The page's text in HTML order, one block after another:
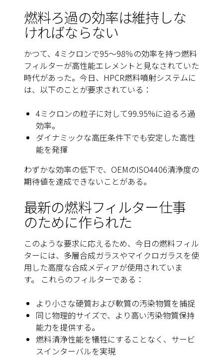
燃料ろ過の効率は維持しな
ければならない
かつて、4ミクロンで95～98％の効率を持つ燃料
フィルターが高性能エレメントと見なされていた
時代があった。今日、HPCR燃料噴射システムに
は、以下のことが要求されている：
4ミクロンの粒子に対して99.95%に迫るろ過
効率。
ダイナミックな高圧条件下でも安定した高性
能を発揮
わずかな効率の低下で、OEMのISO4406清浄度の
期待値を達成できないことがある。
最新の燃料フィルター仕事
のために作られた
このような要求に応えるため、今日の燃料フィル
ターには、多層合成ガラスやマイクロガラスを使
用した高度な合成メディアが使用されていま
す。 これらのフィルターである：
より小さな硬質および軟質の汚染物質を捕捉
同じ物理的サイズで、より高い汚染物質保持
能力を提供する。
燃料清浄性能を犠牲にすることなく、サービ
スインターバルを実現